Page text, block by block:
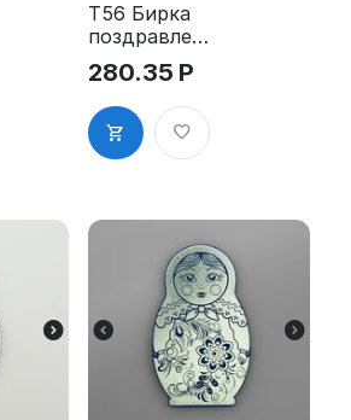
T56 Бирка
поздравлен
ие для
подарка до
50 кв.см. из
двухслойног
о пластика
0,1 мм
280.35 Р